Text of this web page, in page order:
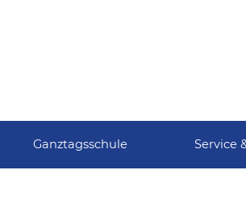
Ganztagsschule Service